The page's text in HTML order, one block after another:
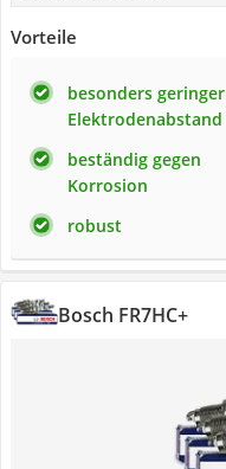
Vorteile
besonders geringer
Elektrodenabstand
beständig gegen
Korrosion
robust
Bosch FR7HC+